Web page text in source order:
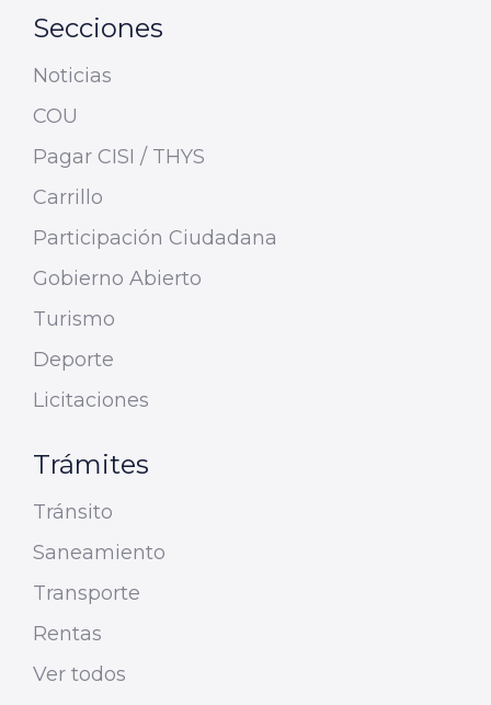
Secciones
Noticias
COU
Pagar CISI / THYS
Carrillo
Participación Ciudadana
Gobierno Abierto
Turismo
Deporte
Licitaciones
Trámites
Tránsito
Saneamiento
Transporte
Rentas
Ver todos